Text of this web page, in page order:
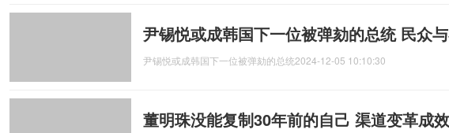
尹锡悦或成韩国下一位被弹劾的总统 民众
尹锡悦或成韩国下一位被弹劾的总统2024-12-05 10:10:30
董明珠没能复制30年前的自己 渠道变革成